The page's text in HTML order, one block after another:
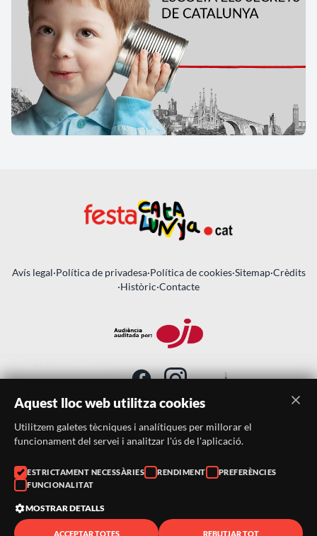
Avís legal·Política de privadesa·Política de cookies·Sitemap·Crèdits
·Històric·Contacte
SUBSCRIU-TE AL BUTLLETÍ
Telèfon:
938046359
Correu:
Aquest lloc web utilitza cookies
Utilitzem galetes tècniques i analítiques per millorar el
funcionament del servei i analitzar l'ús de l'aplicació.
ESTRICTAMENT NECESSÀRIES RENDIMENT
PREFERÈNCIES
FUNCIONALITAT
MOSTRAR DETALLS
ACCEPTAR TOTES REBUTJAR TOT